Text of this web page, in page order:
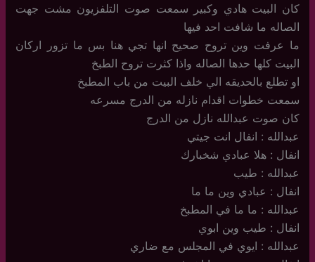
كان البيت هادي وكبير سمعت صوت التلفزيون مشت جهت
الصاله ما شافت احد فيها
ما عرفت وين تروح صحيح انها تجي هنا بس ما تزور اركان
البيت كلها حدها الصاله واذا كثرت تروح الطبخ
او تطلع بالحديقه الي خلف البيت من باب المطبخ
سمعت خطوات اقدام نازله من الدرج مسرعه
كان صوت عبدالله نازل من الدرج
عبدالله : انفال انت جيتي
انفال : هلا عبادي شخبارك
عبدالله : طيب
انفال : عبادي وين ما ما
عبدالله : ما ما في المطبخ
انفال : طيب وين ابوي
عبدالله : ايوي في المجلس مع ضاري